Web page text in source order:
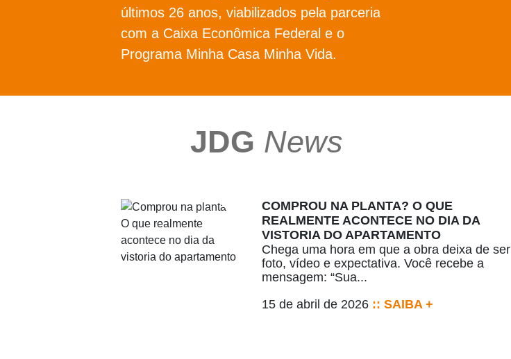
últimos 26 anos, viabilizados pela parceria
com a Caixa Econômica Federal e o
Programa Minha Casa Minha Vida.
JDG News
COMPROU NA PLANTA? O QUE
REALMENTE ACONTECE NO DIA DA
VISTORIA DO APARTAMENTO
Chega uma hora em que a obra deixa de ser
foto, vídeo e expectativa. Você recebe a
mensagem: “Sua...
15 de abril de 2026:: SAIBA +